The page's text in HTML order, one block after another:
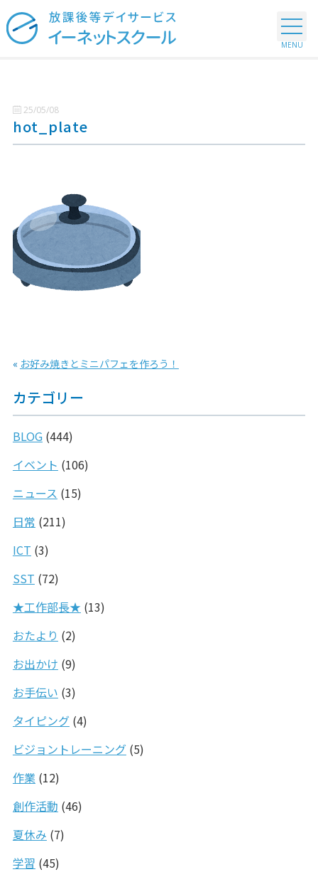
25/05/08
hot_plate
« お好み焼きとミニパフェを作ろう！
カテゴリー
BLOG(444)
イベント (106)
ニュース (15)
日常 (211)
ICT (3)
SST (72)
★工作部長★ (13)
おたより (2)
お出かけ (9)
お手伝い (3)
タイピング(4)
ビジョントレーニング(5)
作業(12)
創作活動 (46)
夏休み (7)
学習 (45)